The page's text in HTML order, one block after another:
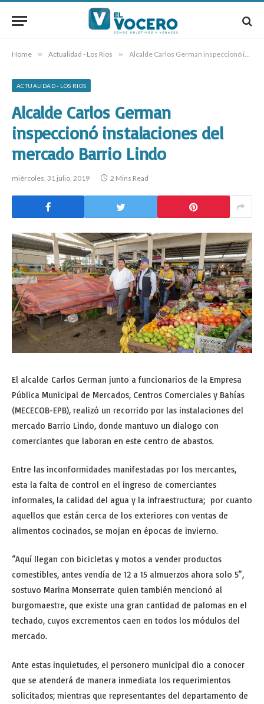
Home » Actualidad - Los Rios » Alcalde Carlos German inspeccionó instalaciones del mercado Barrio Lindo
ACTUALIDAD - LOS RIOS
Alcalde Carlos German
inspeccionó instalaciones del
mercado Barrio Lindo
miércoles, 31 julio, 2019 2 Mins Read
El alcalde Carlos German junto a funcionarios de la Empresa
Pública Municipal de Mercados, Centros Comerciales y Bahías
(MECECOB-EPB), realizó un recorrido por las instalaciones del
mercado Barrio Lindo, donde mantuvo un dialogo con
comerciantes que laboran en este centro de abastos.
Entre las inconformidades manifestadas por los mercantes,
esta la falta de control en el ingreso de comerciantes
informales, la calidad del agua y la infraestructura; por cuanto
aquellos que están cerca de los exteriores con ventas de
alimentos cocinados, se mojan en épocas de invierno.
“Aquí llegan con bicicletas y motos a vender productos
comestibles, antes vendía de 12 a 15 almuerzos ahora solo 5”,
sostuvo Marina Monserrate quien también mencionó al
burgomaestre, que existe una gran cantidad de palomas en el
techado, cuyos excrementos caen en todos los módulos del
mercado.
Ante estas inquietudes, el personero municipal dio a conocer
que se atenderá de manera inmediata los requerimientos
solicitados; mientras que representantes del departamento de